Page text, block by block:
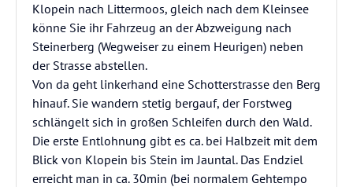
Klopein nach Littermoos, gleich nach dem Kleinsee
könne Sie ihr Fahrzeug an der Abzweigung nach
Steinerberg (Wegweiser zu einem Heurigen) neben
der Strasse abstellen.
Von da geht linkerhand eine Schotterstrasse den Berg
hinauf. Sie wandern stetig bergauf, der Forstweg
schlängelt sich in großen Schleifen durch den Wald.
Die erste Entlohnung gibt es ca. bei Halbzeit mit dem
Blick von Klopein bis Stein im Jauntal. Das Endziel
erreicht man in ca. 30min (bei normalem Gehtempo